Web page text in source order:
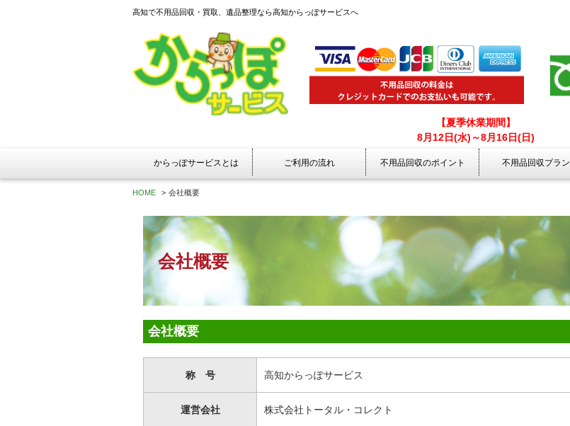
高知で不用品回収・買取、遺品整理なら高知からっぽサービスへ
【夏季休業期間】
8月12日(水)～8月16日(日)
からっぽサービスとは ご利用の流れ 不用品回収のポイント 不用品回収プラン
HOME > 会社概要
会社概要
会社概要
称 号 高知からっぽサービス
運営会社 株式会社トータル・コレクト